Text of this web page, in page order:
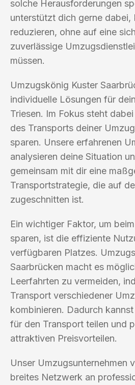
solche Herausforderungen
unterstützt dich gerne dabei,
reduzieren, ohne auf eine
zuverlässige
müssen.
Umzugskönig Kuster
individuelle Lösungen für
Triesen. Im Fokus steht
des Transports deiner
sparen. Unsere erfahrenen
analysieren deine Situation
gemeinsam mit dir eine
Transportstrategie, die auf
zugeschnitten ist.
Ein wichtiger Faktor, um
sparen, ist die effiziente
verfügbaren Platzes.
Saarbrücken macht es
Leerfahrten zu vermeiden,
Transport verschiedener
kombinieren. Dadurch
für den Transport teilen und
attraktiven Preisvorteilen.
Unser Umzugsunternehmen
breites Netzwerk an